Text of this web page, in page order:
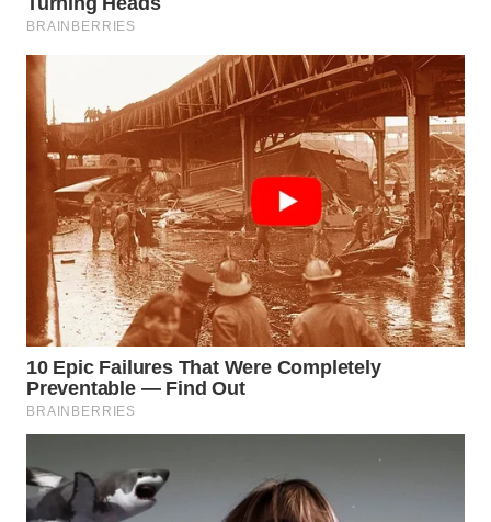
WN
SUMEDANG
CIANJUR
WN
KEPULAUAN
SERIBU
WN
TANGERANG
WN
BINJAI
WN